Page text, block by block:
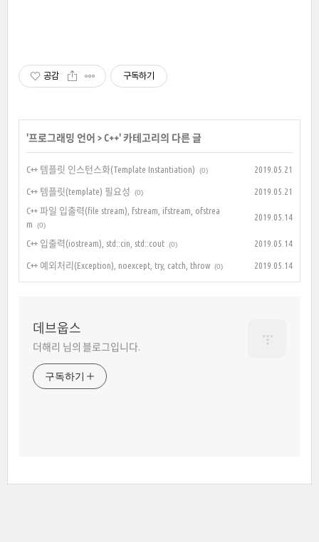
공감 구독하기
'프로그래밍 언어 >C++' 카테고리의 다른 글
C++ 템플릿 인스턴스화(Template Instantiation) (0) 2019.05.21
C++ 템플릿(template) 필요성 (0)
2019.05.21
C++ 파일 입출력(file stream), fstream, ifstream, ofstrea
m
(0)
2019.05.14
C++ 입출력(iostream), std::cin, std::cout (0) 2019.05.14
C++ 예외처리(Exception), noexcept, try, catch, throw (0) 2019.05.14
데브웁스
더해리 님의 블로그입니다.
구독하기